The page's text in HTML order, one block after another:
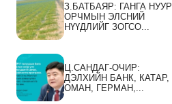
З.БАТБАЯР: ГАНГА НУУР
ОРЧМЫН ЭЛСНИЙ
НҮҮДЛИЙГ ЗОГСО...
Ц.САНДАГ-ОЧИР:
ДЭЛХИЙН БАНК, КАТАР,
ОМАН, ГЕРМАН,...